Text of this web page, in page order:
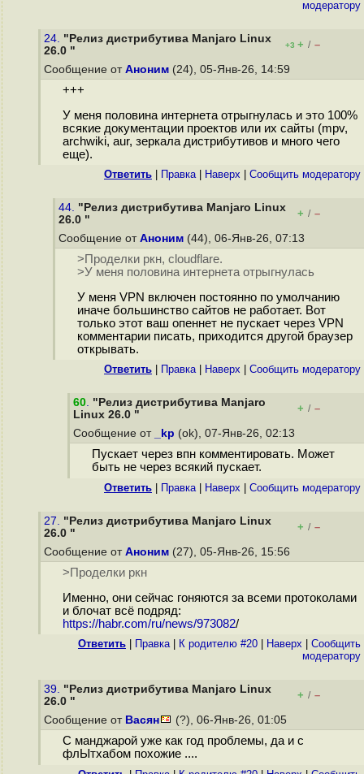
модератору
24. "Релиз дистрибутива Manjaro Linux
26.0 "
+3 + / –
Сообщение от Аноним (24), 05-Янв-26, 14:59
+++
У меня половина интернета отрыгнулась и это 100%
всякие документации проектов или их сайты (mpv,
archwiki, aur, зеркала дистрибутивов и много чего
еще).
Ответить Правка| Наверх Cообщить модератору
44. "Релиз дистрибутива Manjaro Linux
26.0 "
+ / –
Сообщение от Аноним (44), 06-Янв-26, 07:13
>Проделки ркн, cloudflare.
>У меня половина интернета отрыгнулась
У меня VPN включен постоянно по умолчанию
иначе большинство сайтов не работает. Вот
только этот ваш опеннет не пускает через VPN
комментарии писать, приходится другой браузер
открывать.
Ответить Правка| Наверх Cообщить модератору
60. "Релиз дистрибутива Manjaro
Linux 26.0 "
+ / –
Сообщение от _kp (ok), 07-Янв-26, 02:13
Пускает через впн комментировать. Может
быть не через всякий пускает.
Ответить Правка| Наверх Cообщить модератору
27. "Релиз дистрибутива Manjaro Linux
26.0 "
+ / –
Сообщение от Аноним (27), 05-Янв-26, 15:56
>Проделки ркн
Именно, они сейчас гоняются за всеми протоколами
и блочат всё подряд:
https://habr.com/ru/news/973082/
Ответить Правка| К родителю #20 Наверх
Cообщить
модератору
39. "Релиз дистрибутива Manjaro Linux
26.0 "
+ / –
Сообщение от Васян (?), 06-Янв-26, 01:05
С манджарой уже как год проблемы, да и с
флЫтхабом похожие ....